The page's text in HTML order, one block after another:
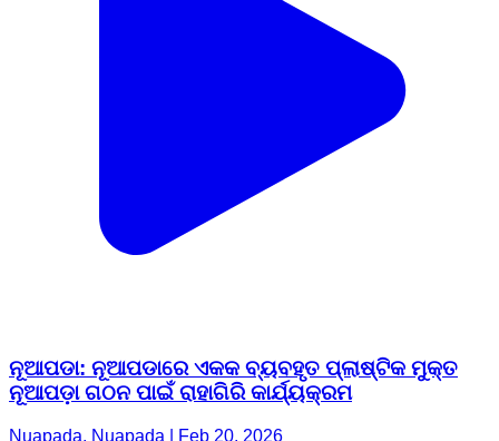
ନୂଆପଡା: ନୂଆପଡାରେ ଏକକ ବ୍ୟବହୃତ ପ୍ଲାଷ୍ଟିକ ମୁକ୍ତ
ନୂଆପଡ଼ା ଗଠନ ପାଇଁ ରାହାଗିରି କାର୍ଯ୍ୟକ୍ରମ
Nuapada, Nuapada | Feb 20, 2026